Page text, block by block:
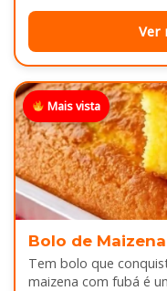
Ver
Mais vista
Bolo de
Tem bolo que
maizena com fubá é